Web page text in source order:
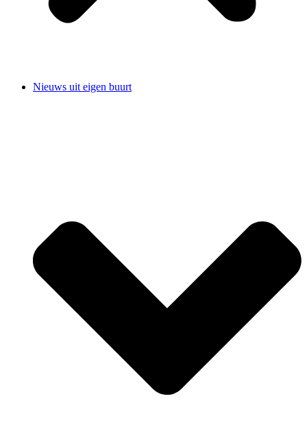
Nieuws uit eigen buurt